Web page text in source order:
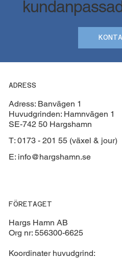
ADRESS
Adress: Banvägen 1
Huvudgrinden: Hamnvägen 1
SE-742 50 Hargshamn
T: 0173 - 201 55 (växel & jour)
E: info@hargshamn.se
FÖRETAGET
Hargs Hamn AB
Org nr: 556300-6625
Koordinater huvudgrind: